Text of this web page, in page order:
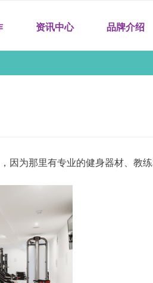
资讯中心 品牌介绍
为那里有专业的健身器材、教